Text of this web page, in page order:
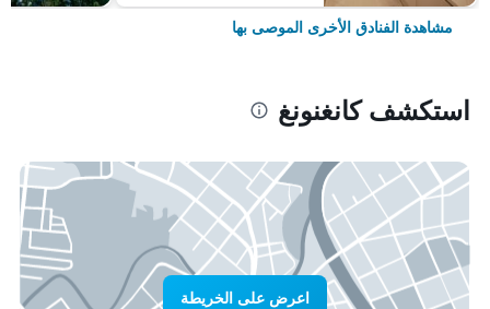
مشاهدة الفنادق الأخرى الموصى بها
استكشف كانغنونغ
اعرض على الخريطة